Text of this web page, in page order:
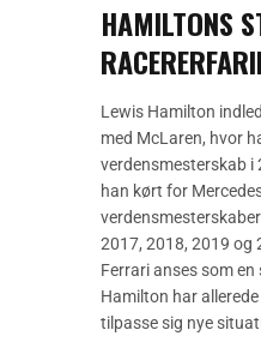
HAMILTONS
Lewis Hamilton
med McLaren, hvor
verdensmesterskab i
han kørt for
2017, 2018, 2019 og
Ferrari anses som
Hamilton har
tilpasse sig nye